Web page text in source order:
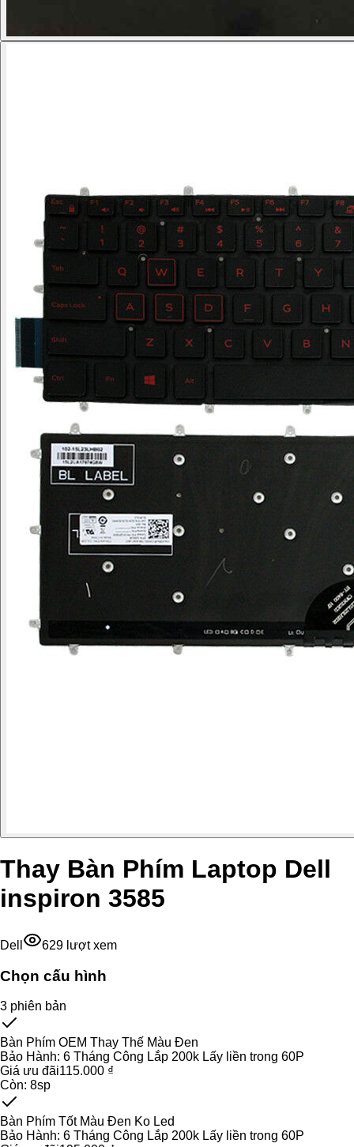
Thay Bàn Phím Laptop Dell
inspiron 3585
Dell 629 lượt xem
Chọn cấu hình
3 phiên bản
Bàn Phím OEM Thay Thế Màu Đen
Bảo Hành: 6 Tháng Công Lắp 200k Lấy liền trong 60P
Giá ưu đãi115.000 ₫
Còn: 8sp
Bàn Phím Tốt Màu Đen Ko Led
Bảo Hành: 6 Tháng Công Lắp 200k Lấy liền trong 60P